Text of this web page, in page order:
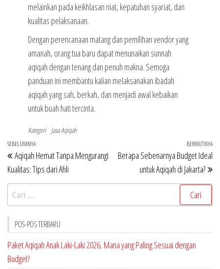
melainkan pada keikhlasan niat, kepatuhan syariat, dan
kualitas pelaksanaan.
Dengan perencanaan matang dan pemilihan vendor yang
amanah, orang tua baru dapat menunaikan sunnah
aqiqah dengan tenang dan penuh makna. Semoga
panduan ini membantu kalian melaksanakan ibadah
aqiqah yang sah, berkah, dan menjadi awal kebaikan
untuk buah hati tercinta.
Kategori Jasa Aqiqah
Navigasi
pos
Pos
Sebelumnya
SEBELUMNYA
Aqiqah Hemat Tanpa Mengurangi
Kualitas: Tips dari Ahli
BERIKUTNYA
Berapa Sebenarnya Budget Ideal
untuk Aqiqah di Jakarta?
Cari
untuk:
POS-POS TERBARU
Paket Aqiqah Anak Laki-Laki 2026, Mana yang Paling Sesuai dengan
Budget?